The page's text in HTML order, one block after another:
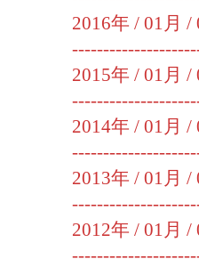
2016年 / 01月 /
2015年 / 01月 /
2014年 / 01月 /
2013年 / 01月 /
2012年 / 01月 /